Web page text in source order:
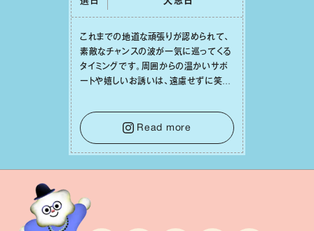
これまでの地道な頑張りが認められて、
素敵なチャンスの波が⼀気に巡ってくる
タイミングです。周囲からの温かいサポ
ートや嬉しいお誘いは、遠慮せずに笑顔
せになっていくイメージを持って⼀歩を
踏み出して。⼀⼈⼀⼈の良いところが混
ざり合い、ハッピーな未来が形作られて
いきます。
Read more